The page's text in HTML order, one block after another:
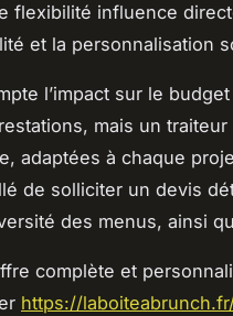
flexibilité influence
et la personnalisation
l’impact sur le
mais un
adaptées à chaque
de solliciter un devis
des menus, ainsi
complète et
https://